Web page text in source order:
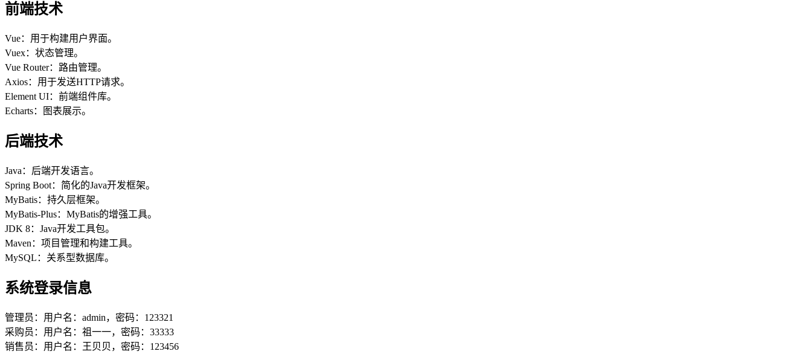
前端技术
Vue：用于构建用户界面。
Vuex：状态管理。
Vue Router：路由管理。
Axios：用于发送HTTP请求。
Element UI：前端组件库。
Echarts：图表展示。
后端技术
Java：后端开发语言。
Spring Boot：简化的Java开发框架。
MyBatis：持久层框架。
MyBatis-Plus：MyBatis的增强工具。
JDK 8：Java开发工具包。
Maven：项目管理和构建工具。
MySQL：关系型数据库。
系统登录信息
管理员：用户名：admin，密码：123321
采购员：用户名：祖一一，密码：33333
销售员：用户名：王贝贝，密码：123456